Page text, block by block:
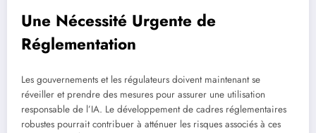
Une Nécessité Urgente de
Réglementation
Les gouvernements et les régulateurs doivent maintenant se
réveiller et prendre des mesures pour assurer une utilisation
responsable de l’IA. Le développement de cadres réglementaires
robustes pourrait contribuer à atténuer les risques associés à ces